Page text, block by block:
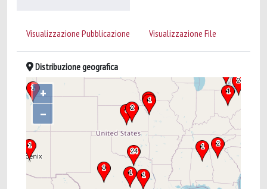
Visualizzazione Pubblicazione Visualizzazione File
Distribuzione geografica
+
–